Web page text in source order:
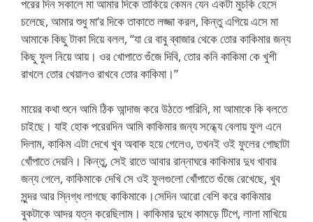
পরের দিন সকালে মা আমার দিকে তাকিয়ে কেমন যেন একটা মুচকি হেসে
চলেছে, আমার শুধু মা’র দিকে তাকাতে লজ্জা করল, কিন্তু এগিয়ে এসে মা
আমাকে কিছু টাকা দিয়ে বলল, “যা রে বাবু ব্বাজার থেকে তোর কাকিমার জন্য
কিছু ফুল নিয়ে আয়। ওর খোপাতে গুঁজে দিবি, তোর কনি কাকিমা কে খুশী
রাখলে তোর খেয়ালও রাখবে তোর কাকিমা।”
মায়ের কথা শুনে আমি ঠিক আন্দাজ করে উঠতে পারিনি, মা আমাকে কি বলতে
চাইছে। যাই হোক পরেরদিন আমি কাকিমার জন্য সন্ধ্যে বেলায় ফুল এনে
দিলাম, কাকিম এটা দেখে খুব অবাক হয়ে গেলেও, তখনই ওই ফুলের গোছাটা
খোঁপাতে দেয়নি। কিন্তু, সেই রাতে আবার রান্নাঘরে কাকিমার দুধ খাবার
জন্য গেলে, কাকিমাকে দেখি সে ওই ফুলগুলো খোঁপাতে গুঁজে রেখেছে, খুব
সুন্দর আর স্নিগ্ধ লাগছে কাকিমাকে।সেদিন আরো বেশি করে কাকিমার
বুকটাকে আদর যত্ন করেছিলাম। কাকিমার দুধে কামড়ে টিপে, লালা মাখিয়ে